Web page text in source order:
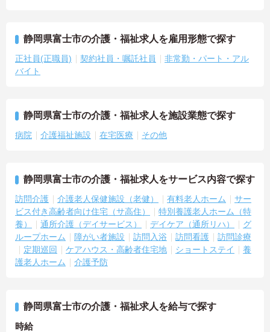
静岡県富士市の介護・福祉求人を雇用形態で探す
正社員(正職員) 契約社員・嘱託社員
非常勤・パート・アル
バイト
静岡県富士市の介護・福祉求人を施設業態で探す
病院 介護福祉施設 在宅医療 その他
静岡県富士市の介護・福祉求人をサービス内容で探す
訪問介護 介護老人保健施設（老健） 有料老人ホーム
サー
ビス付き高齢者向け住宅（サ高住）
特別養護老人ホーム（特
養）
通所介護（デイサービス） デイケア（通所リハ）
グ
ループホーム
障がい者施設 訪問入浴 訪問看護
訪問診療
定期巡回
ケアハウス・高齢者住宅地 ショートステイ
養
護老人ホーム
介護予防
静岡県富士市の介護・福祉求人を給与で探す
時給